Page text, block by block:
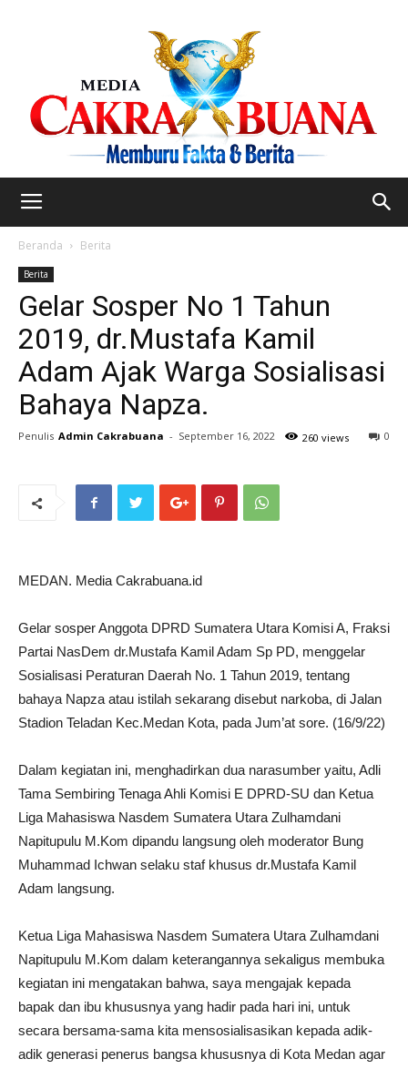
Beranda Berita
Berita
Gelar Sosper No 1 Tahun
2019, dr.Mustafa Kamil
Adam Ajak Warga Sosialisasi
Bahaya Napza.
Penulis Admin Cakrabuana - September 16, 2022 0
260 views
MEDAN. Media Cakrabuana.id
Gelar sosper Anggota DPRD Sumatera Utara Komisi A, Fraksi
Partai NasDem dr.Mustafa Kamil Adam Sp PD, menggelar
Sosialisasi Peraturan Daerah No. 1 Tahun 2019, tentang
bahaya Napza atau istilah sekarang disebut narkoba, di Jalan
Stadion Teladan Kec.Medan Kota, pada Jum’at sore. (16/9/22)
Dalam kegiatan ini, menghadirkan dua narasumber yaitu, Adli
Tama Sembiring Tenaga Ahli Komisi E DPRD-SU dan Ketua
Liga Mahasiswa Nasdem Sumatera Utara Zulhamdani
Napitupulu M.Kom dipandu langsung oleh moderator Bung
Muhammad Ichwan selaku staf khusus dr.Mustafa Kamil
Adam langsung.
Ketua Liga Mahasiswa Nasdem Sumatera Utara Zulhamdani
Napitupulu M.Kom dalam keterangannya sekaligus membuka
kegiatan ini mengatakan bahwa, saya mengajak kepada
bapak dan ibu khususnya yang hadir pada hari ini, untuk
secara bersama-sama kita mensosialisasikan kepada adik-
adik generasi penerus bangsa khususnya di Kota Medan agar